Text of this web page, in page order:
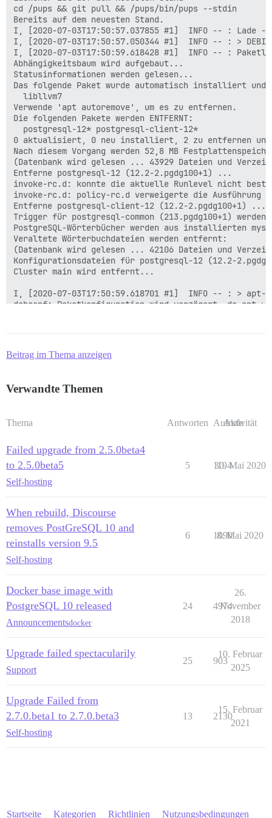
Beitrag im Thema anzeigen
Verwandte Themen
Thema Antworten Aufrufe
Aktivität
Failed upgrade from 2.5.0beta4
to 2.5.0beta5
Self-hosting
5 1194
30. Mai 2020
When rebuild, Discourse
removes PostGreSQL 10 and
reinstalls version 9.5
Self-hosting
6 1090
8. Mai 2020
Docker base image with
PostgreSQL 10 released
Announcementsdocker
24 4974
26.
November
2018
Upgrade failed spectacularily
Support
25 903
10. Februar
2025
Upgrade Failed from
2.7.0.beta1 to 2.7.0.beta3
Self-hosting
13 2130
15. Februar
2021
Startseite Kategorien Richtlinien Nutzungsbedingungen